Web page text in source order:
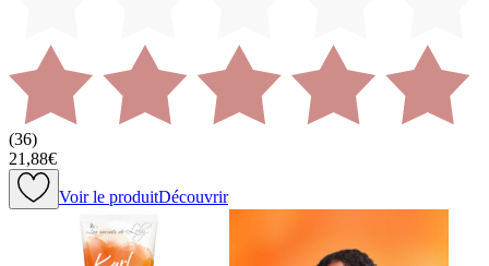
(36)
21,88€
Voir le produitDécouvrir